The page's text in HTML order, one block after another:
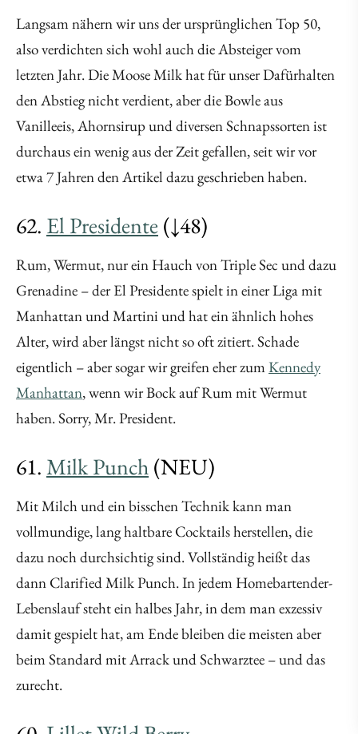
Langsam nähern wir uns der ursprünglichen Top 50,
also verdichten sich wohl auch die Absteiger vom
letzten Jahr. Die Moose Milk hat für unser Dafürhalten
den Abstieg nicht verdient, aber die Bowle aus
Vanilleeis, Ahornsirup und diversen Schnapssorten ist
durchaus ein wenig aus der Zeit gefallen, seit wir vor
etwa 7 Jahren den Artikel dazu geschrieben haben.
62. El Presidente(↓48)
Rum, Wermut, nur ein Hauch von Triple Sec und dazu
Grenadine – der El Presidente spielt in einer Liga mit
Manhattan und Martini und hat ein ähnlich hohes
Alter, wird aber längst nicht so oft zitiert. Schade
eigentlich – aber sogar wir greifen eher zumKennedy
Manhattan, wenn wir Bock auf Rum mit Wermut
haben. Sorry, Mr. President.
61.Milk Punch(NEU)
Mit Milch und ein bisschen Technik kann man
vollmundige, lang haltbare Cocktails herstellen, die
dazu noch durchsichtig sind. Vollständig heißt das
dann Clarified Milk Punch. In jedem Homebartender-
Lebenslauf steht ein halbes Jahr, in dem man exzessiv
damit gespielt hat, am Ende bleiben die meisten aber
beim Standard mit Arrack und Schwarztee – und das
zurecht.